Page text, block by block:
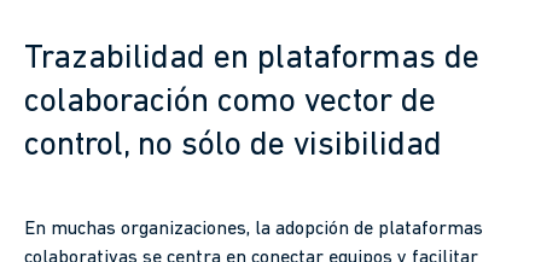
Trazabilidad en plataformas de
colaboración como vector de
control, no sólo de visibilidad
En muchas organizaciones, la adopción de plataformas